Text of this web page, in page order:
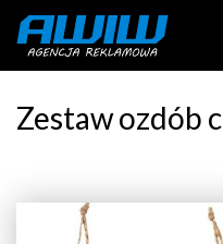
Zestaw ozdób